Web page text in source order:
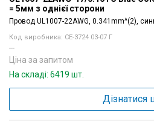
= 5мм з однієї сторони
Провод UL1007-22AWG, 0.341mm^(2),
Код виробника: СЕ-3724 03-07 Г
---
Ціна за запитом
На складі: 6419 шт.
Дізнатися